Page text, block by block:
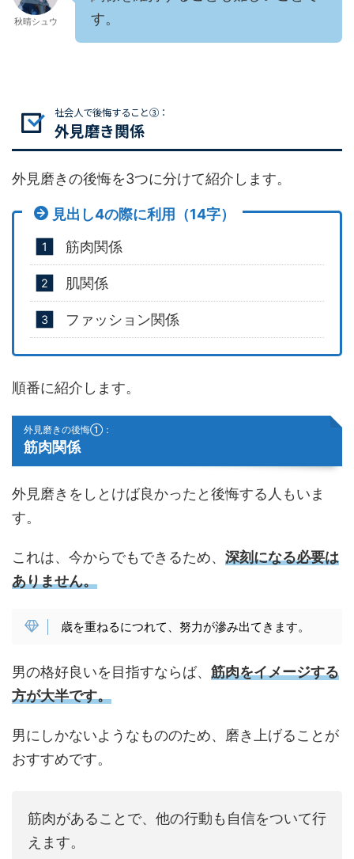
秋晴シュウ
す。
社会人で後悔すること③：
外見磨き関係
外見磨きの後悔を3つに分けて紹介します。
見出し4の際に利用（14字）
筋肉関係
肌関係
ファッション関係
順番に紹介します。
外見磨きの後悔①：
筋肉関係
外見磨きをしとけば良かったと後悔する人もいま
す。
これは、今からでもできるため、 深刻になる必要は
ありません。
歳を重ねるにつれて、努力が滲み出てきます。
男の格好良いを目指すならば、 筋肉をイメージする
方が大半です。
男にしかないようなもののため、磨き上げることが
おすすめです。
筋肉があることで、他の行動も自信をついて行
えます。